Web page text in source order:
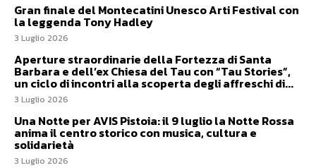
Gran finale del Montecatini Unesco Arti Festival con
la leggenda Tony Hadley
3 Luglio 2026
Aperture straordinarie della Fortezza di Santa
Barbara e dell’ex Chiesa del Tau con “Tau Stories”,
un ciclo di incontri alla scoperta degli affreschi di...
3 Luglio 2026
Una Notte per AVIS Pistoia: il 9 luglio la Notte Rossa
anima il centro storico con musica, cultura e
solidarietà
3 Luglio 2026